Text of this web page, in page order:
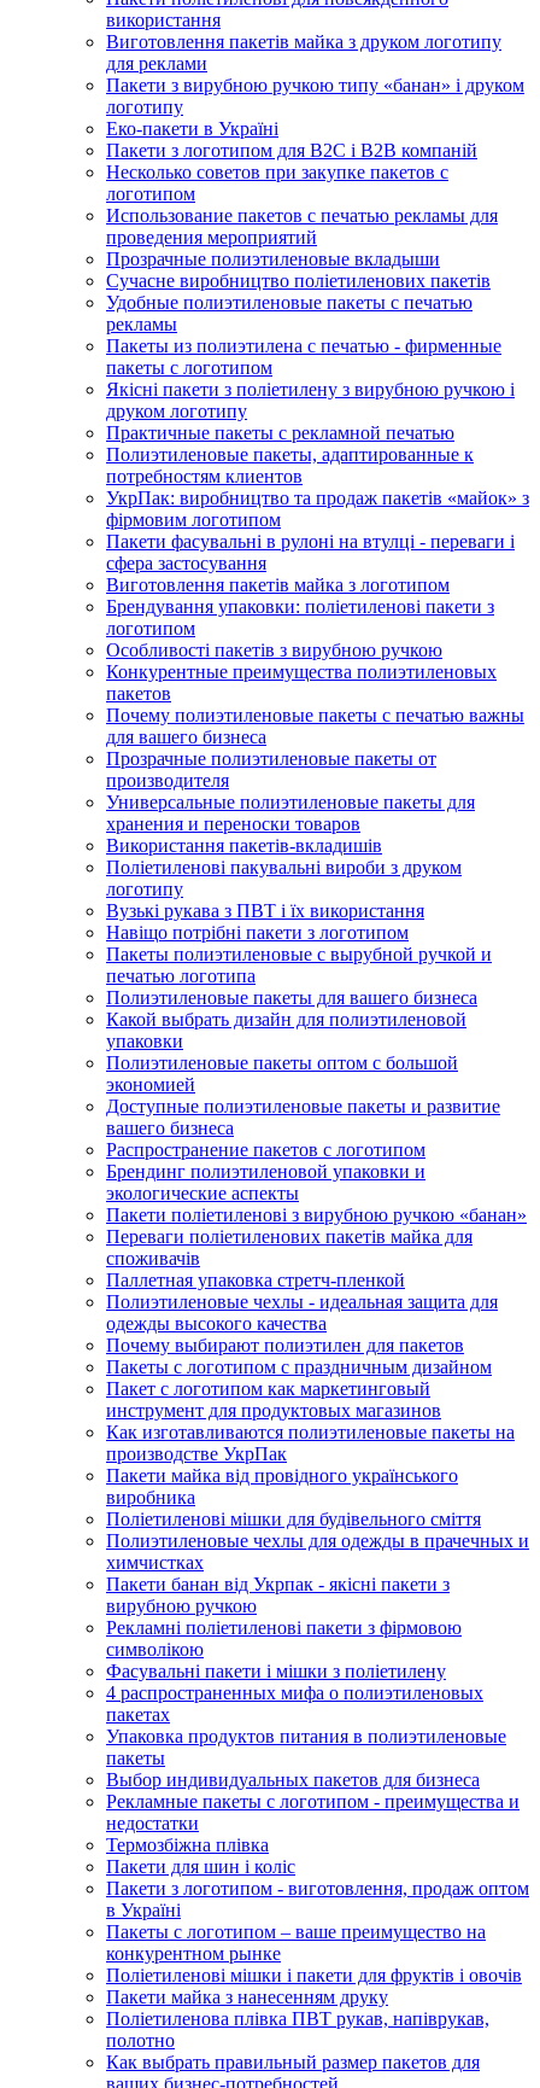
використання
Виготовлення пакетів майка з друком логотипу
для реклами
Пакети з вирубною ручкою типу «банан» і друком
логотипу
Еко-пакети в Україні
Пакети з логотипом для B2C і B2B компаній
Несколько советов при закупке пакетов с
логотипом
Использование пакетов с печатью рекламы для
проведения мероприятий
Прозрачные полиэтиленовые вкладыши
Сучасне виробництво поліетиленових пакетів
Удобные полиэтиленовые пакеты с печатью
рекламы
Пакеты из полиэтилена с печатью - фирменные
пакеты с логотипом
Якісні пакети з поліетилену з вирубною ручкою і
друком логотипу
Практичные пакеты с рекламной печатью
Полиэтиленовые пакеты, адаптированные к
потребностям клиентов
УкрПак: виробництво та продаж пакетів «майок» з
фірмовим логотипом
Пакети фасувальні в рулоні на втулці - переваги і
сфера застосування
Виготовлення пакетів майка з логотипом
Брендування упаковки: поліетиленові пакети з
логотипом
Особливості пакетів з вирубною ручкою
Конкурентные преимущества полиэтиленовых
пакетов
Почему полиэтиленовые пакеты с печатью важны
для вашего бизнеса
Прозрачные полиэтиленовые пакеты от
производителя
Универсальные полиэтиленовые пакеты для
хранения и переноски товаров
Використання пакетів-вкладишів
Поліетиленові пакувальні вироби з друком
логотипу
Вузькі рукава з ПВТ і їх використання
Навіщо потрібні пакети з логотипом
Пакеты полиэтиленовые с вырубной ручкой и
печатью логотипа
Полиэтиленовые пакеты для вашего бизнеса
Какой выбрать дизайн для полиэтиленовой
упаковки
Полиэтиленовые пакеты оптом с большой
экономией
Доступные полиэтиленовые пакеты и развитие
вашего бизнеса
Распространение пакетов с логотипом
Брендинг полиэтиленовой упаковки и
экологические аспекты
Пакети поліетиленові з вирубною ручкою «банан»
Переваги поліетиленових пакетів майка для
споживачів
Паллетная упаковка стретч-пленкой
Полиэтиленовые чехлы - идеальная защита для
одежды высокого качества
Почему выбирают полиэтилен для пакетов
Пакеты с логотипом с праздничным дизайном
Пакет с логотипом как маркетинговый
инструмент для продуктовых магазинов
Как изготавливаются полиэтиленовые пакеты на
производстве УкрПак
Пакети майка від провідного українського
виробника
Поліетиленові мішки для будівельного сміття
Полиэтиленовые чехлы для одежды в прачечных и
химчистках
Пакети банан від Укрпак - якісні пакети з
вирубною ручкою
Рекламні поліетиленові пакети з фірмовою
символікою
Фасувальні пакети і мішки з поліетилену
4 распространенных мифа о полиэтиленовых
пакетах
Упаковка продуктов питания в полиэтиленовые
пакеты
Выбор индивидуальных пакетов для бизнеса
Рекламные пакеты с логотипом - преимущества и
недостатки
Термозбіжна плівка
Пакети для шин і коліс
Пакети з логотипом - виготовлення, продаж оптом
в Україні
Пакеты с логотипом – ваше преимущество на
конкурентном рынке
Поліетиленові мішки і пакети для фруктів і овочів
Пакети майка з нанесенням друку
Поліетиленова плівка ПВТ рукав, напіврукав,
полотно
Как выбрать правильный размер пакетов для
ваших бизнес-потребностей